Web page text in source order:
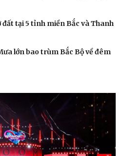
đất tại 5 tỉnh miền Bắc và Thanh
lớn bao trùm Bắc Bộ về đêm